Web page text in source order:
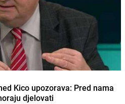
Kico upozorava: Pred nama
djelovati